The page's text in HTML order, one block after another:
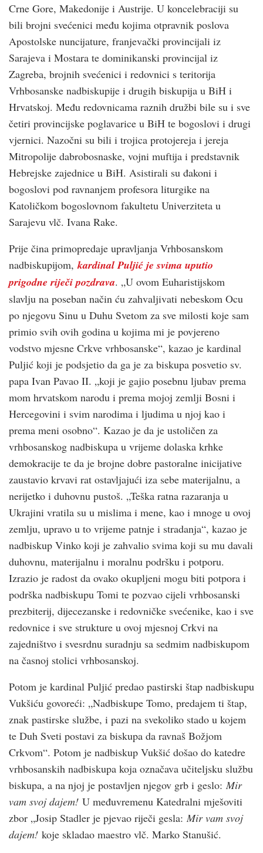
Crne Gore, Makedonije i Austrije. U koncelebraciji su
bili brojni svećenici među kojima otpravnik poslova
Apostolske nuncijature, franjevački provincijali iz
Sarajeva i Mostara te dominikanski provincijal iz
Zagreba, brojnih svećenici i redovnici s teritorija
Vrhbosanske nadbiskupije i drugih biskupija u BiH i
Hrvatskoj. Među redovnicama raznih družbi bile su i sve
četiri provincijske poglavarice u BiH te bogoslovi i drugi
vjernici. Nazočni su bili i trojica protojereja i jereja
Mitropolije dabrobosnaske, vojni muftija i predstavnik
Hebrejske zajednice u BiH. Asistirali su đakoni i
bogoslovi pod ravnanjem profesora liturgike na
Katoličkom bogoslovnom fakultetu Univerziteta u
Sarajevu vlč. Ivana Rake.
Prije čina primopredaje upravljanja Vrhbosanskom
nadbiskupijom,kardinal Puljić je svima uputio
prigodne riječi pozdrava. „U ovom Euharistijskom
slavlju na poseban način ću zahvaljivati nebeskom Ocu
po njegovu Sinu u Duhu Svetom za sve milosti koje sam
primio svih ovih godina u kojima mi je povjereno
vodstvo mjesne Crkve vrhbosanske“, kazao je kardinal
Puljić koji je podsjetio da ga je za biskupa posvetio sv.
papa Ivan Pavao II. „koji je gajio posebnu ljubav prema
mom hrvatskom narodu i prema mojoj zemlji Bosni i
Hercegovini i svim narodima i ljudima u njoj kao i
prema meni osobno“. Kazao je da je ustoličen za
vrhbosanskog nadbiskupa u vrijeme dolaska krhke
demokracije te da je brojne dobre pastoralne inicijative
zaustavio krvavi rat ostavljajući iza sebe materijalnu, a
nerijetko i duhovnu pustoš. „Teška ratna razaranja u
Ukrajini vratila su u mislima i mene, kao i mnoge u ovoj
zemlju, upravo u to vrijeme patnje i stradanja“, kazao je
nadbiskup Vinko koji je zahvalio svima koji su mu davali
duhovnu, materijalnu i moralnu podršku i potporu.
Izrazio je radost da ovako okupljeni mogu biti potpora i
podrška nadbiskupu Tomi te pozvao cijeli vrhbosanski
prezbiterij, dijecezanske i redovničke svećenike, kao i sve
redovnice i sve strukture u ovoj mjesnoj Crkvi na
zajedništvo i svesrdnu suradnju sa sedmim nadbiskupom
na časnoj stolici vrhbosanskoj.
Potom je kardinal Puljić predao pastirski štap nadbiskupu
Vukšiću govoreći: „Nadbiskupe Tomo, predajem ti štap,
znak pastirske službe, i pazi na svekoliko stado u kojem
te Duh Sveti postavi za biskupa da ravnaš Božjom
Crkvom“. Potom je nadbiskup Vukšić došao do katedre
vrhbosanskih nadbiskupa koja označava učiteljsku službu
biskupa, a na njoj je postavljen njegov grb i geslo: Mir
vam svoj dajem! U međuvremenu Katedralni mješoviti
zbor „Josip Stadler je pjevao riječi gesla: Mir vam svoj
dajem! koje skladao maestro vlč. Marko Stanušić.